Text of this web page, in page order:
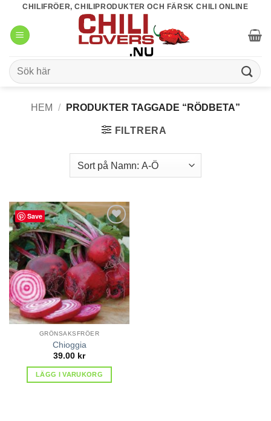
content
CHILIFRÖER, CHILIPRODUKTER OCH FÄRSK CHILI ONLINE
Sök
efter:
HEM / PRODUKTER TAGGADE “RÖDBETA”
FILTRERA
Save
lägg till
i
favoriter
GRÖNSAKSFRÖER
Chioggia
39.00 kr
LÄGG I VARUKORG